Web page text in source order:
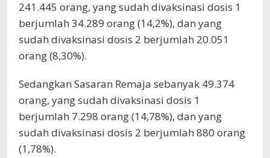
241.445 orang, yang sudah divaksinasi dosis 1
berjumlah 34.289 orang (14,2%), dan yang
sudah divaksinasi dosis 2 berjumlah 20.051
orang (8,30%).
Sedangkan Sasaran Remaja sebanyak 49.374
orang, yang sudah divaksinasi dosis 1
berjumlah 7.298 orang (14,78%), dan yang
sudah divaksinasi dosis 2 berjumlah 880 orang
(1,78%).